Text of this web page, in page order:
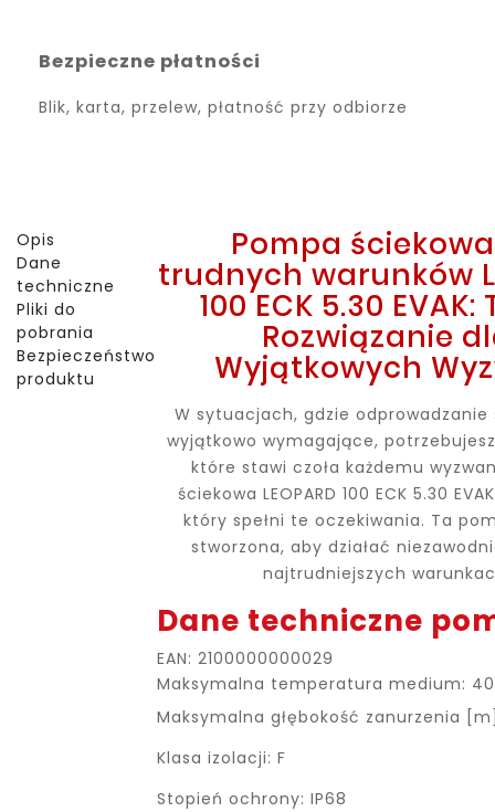
Bezpieczne płatności
Blik, karta, przelew, płatność przy odbiorze
Opis
Dane
techniczne
Pliki do
pobrania
Bezpieczeństwo
produktu
Pompa
trudnych warunków
100 ECK 5.30 EVAK:
Rozwiązanie
Wyjątkowych
W sytuacjach, gdzie odprowadzanie
wyjątkowo wymagające,
które stawi czoła każdemu
ściekowa LEOPARD 100 ECK 5.30
który spełni te oczekiwania. Ta
stworzona, aby działać
najtrudniejszych
Dane techniczne
EAN: 2100000000029
Maksymalna temperatura medium:
Maksymalna głębokość zanurzenia
Klasa izolacji: F
Stopień ochrony: IP68